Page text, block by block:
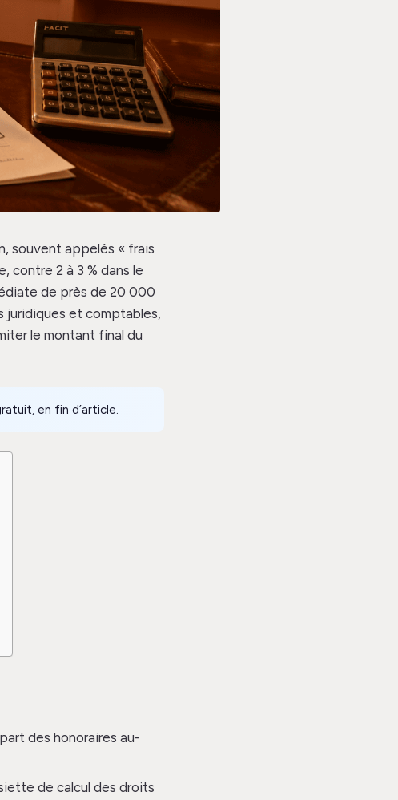
souvent appelés « frais
contre 2 à 3 % dans le
de près de 20 000
juridiques et comptables,
le montant final du
en fin d’article.
des honoraires au-
de calcul des droits